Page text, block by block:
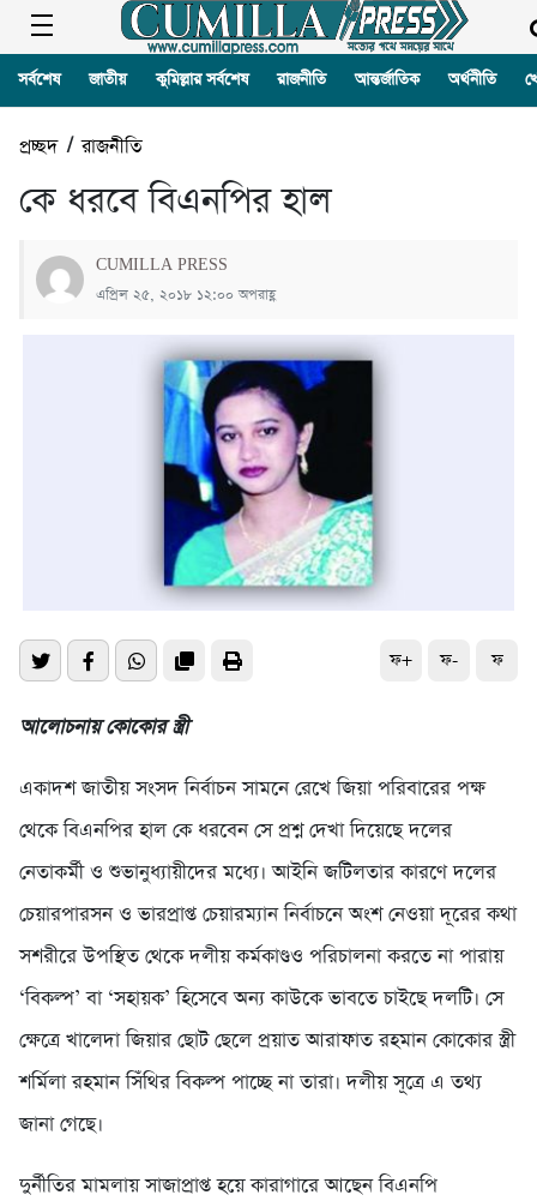
সর্বশেষ জাতীয় কুমিল্লার সর্বশেষ রাজনীতি আন্তর্জাতিক অর্থনীতি
প্রচ্ছদ/রাজনীতি
কে ধরবে বিএনপির হাল
CUMILLA PRESS
এপ্রিল ২৫, ২০১৮ ১২:০০ অপরাহ্ণ
ফ+ ফ- ফ
আলোচনায় কোকোর স্ত্রী
একাদশ জাতীয় সংসদ নির্বাচন সামনে রেখে জিয়া পরিবারের পক্ষ
থেকে বিএনপির হাল কে ধরবেন সে প্রশ্ন দেখা দিয়েছে দলের
নেতাকর্মী ও শুভানুধ্যায়ীদের মধ্যে। আইনি জটিলতার কারণে দলের
চেয়ারপারসন ও ভারপ্রাপ্ত চেয়ারম্যান নির্বাচনে অংশ নেওয়া দূরের কথা
সশরীরে উপস্থিত থেকে দলীয় কর্মকাণ্ডও পরিচালনা করতে না পারায়
‘বিকল্প’ বা ‘সহায়ক’ হিসেবে অন্য কাউকে ভাবতে চাইছে দলটি। সে
ক্ষেত্রে খালেদা জিয়ার ছোট ছেলে প্রয়াত আরাফাত রহমান কোকোর স্ত্রী
শর্মিলা রহমান সিঁথির বিকল্প পাচ্ছে না তারা। দলীয় সূত্রে এ তথ্য
জানা গেছে।
দুর্নীতির মামলায় সাজাপ্রাপ্ত হয়ে কারাগারে আছেন বিএনপি